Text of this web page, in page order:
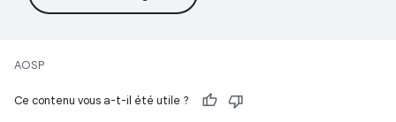
AOSP
Ce contenu vous a-t-il été utile ?